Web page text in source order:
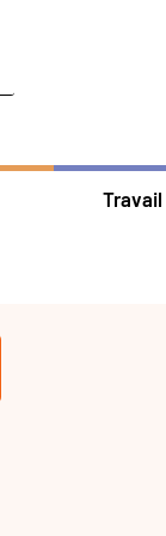
Travail